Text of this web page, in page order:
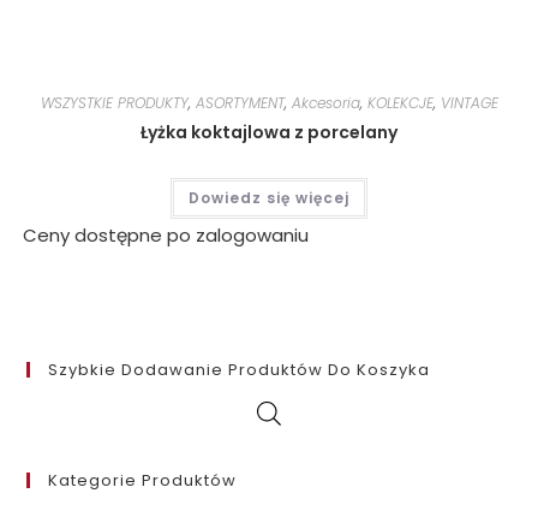
WSZYSTKIE PRODUKTY, ASORTYMENT, Akcesoria, KOLEKCJE, VINTAGE
Łyżka koktajlowa z porcelany
Dowiedz się więcej
Ceny dostępne po zalogowaniu
Szybkie Dodawanie Produktów Do Koszyka
Kategorie Produktów